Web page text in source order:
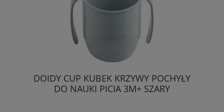
DOIDY CUP KUBEK KRZYWY POCHYŁY
DO NAUKI PICIA 3M+ SZARY